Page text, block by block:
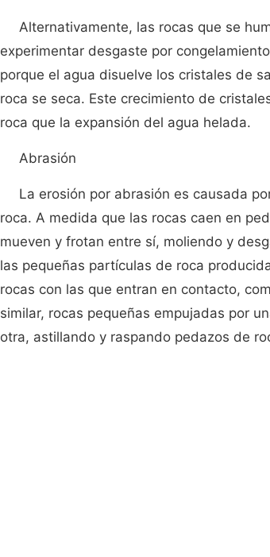
Alternativamente, las rocas que se
experimentar desgaste por
porque el agua disuelve los cristales de
roca se seca. Este crecimiento de
roca que la expansión del agua helada.
Abrasión
La erosión por abrasión es causada
roca. A medida que las rocas caen en
mueven y frotan entre sí, moliendo y
las pequeñas partículas de roca
rocas con las que entran en contacto,
similar, rocas pequeñas empujadas por
otra, astillando y raspando pedazos de